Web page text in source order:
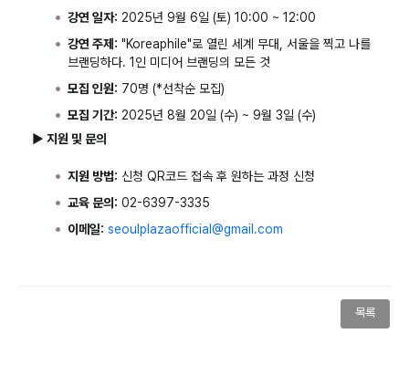
강연 일자: 2025년 9월 6일 (토) 10:00 ~ 12:00
강연 주제: "Koreaphile"로 열린 세계 무대, 서울을 찍고 나를
브랜딩하다. 1인 미디어 브랜딩의 모든 것
모집 인원: 70명 (*선착순 모집)
모집 기간: 2025년 8월 20일 (수) ~ 9월 3일 (수)
▶ 지원 및 문의
지원 방법: 신청 QR코드 접속 후 원하는 과정 신청
교육 문의: 02-6397-3335
이메일: seoulplazaofficial@gmail.com
목록